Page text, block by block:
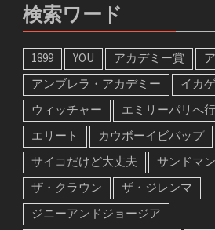
検索ワード
1899 YOU アカデミー賞
アンブレラ・アカデミー
イカ
ウィッチャー
エミリーパリへ行
エリート
カウボーイビバップ
サイコだけど大丈夫
サンドマン
ザ・クラウン
ザ・ジレンマ
ジニーアンドジョージア